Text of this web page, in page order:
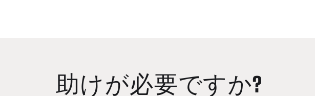
助けが必要ですか?